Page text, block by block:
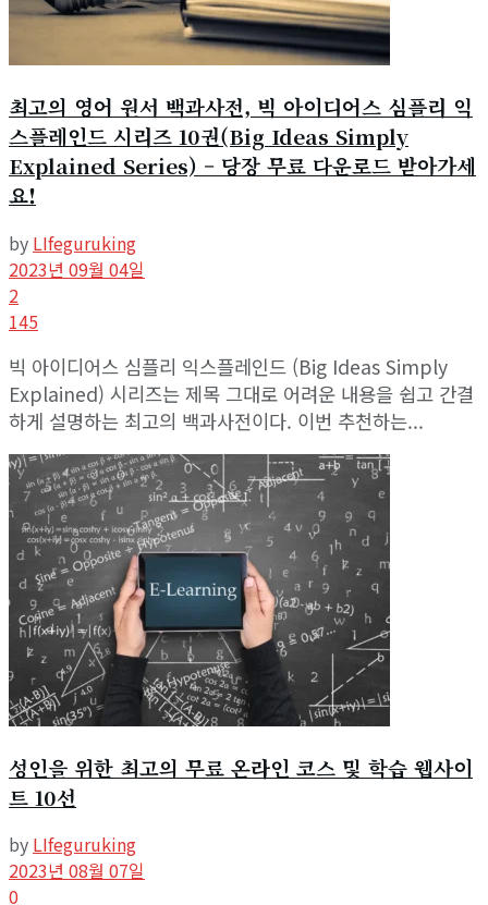
최고의 영어 원서 백과사전, 빅 아이디어스 심플리 익
스플레인드 시리즈 10권(Big Ideas Simply
Explained Series) – 당장 무료 다운로드 받아가세
요!
by LIfeguruking
2023년 09월 04일
2
145
빅 아이디어스 심플리 익스플레인드 (Big Ideas Simply
Explained) 시리즈는 제목 그대로 어려운 내용을 쉽고 간결
하게 설명하는 최고의 백과사전이다. 이번 추천하는...
성인을 위한 최고의 무료 온라인 코스 및 학습 웹사이
트 10선
by LIfeguruking
2023년 08월 07일
0